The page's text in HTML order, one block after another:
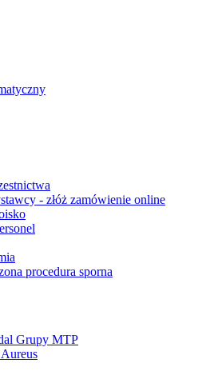
- złóż zamówienie online
procedura sporna
Grupy MTP